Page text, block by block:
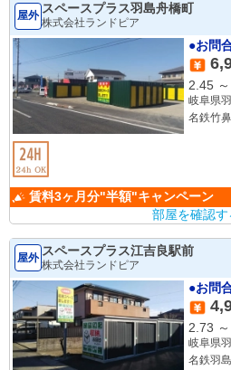
屋外 スペースプラス羽島舟橋町
株式会社ランドピア
●お問
2.45 ～
岐阜県
名鉄竹
賃料3ヶ月分"半額"キャンペーン
部屋を確認す
屋外 スペースプラス江吉良駅前
株式会社ランドピア
●お問
2.73 ～
岐阜県
名鉄羽